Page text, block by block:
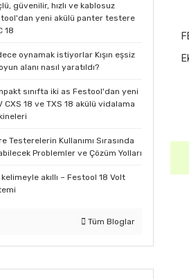
güvenilir, hızlı ve kablosuz
yeni akülü panter testere
18
oynamak istiyorlar Kışın eşsiz
alanı nasıl yaratıldı?
sınıfta iki as Festool'dan yeni
CXS 18 ve TXS 18 akülü vidalama
Testerelerin Kullanımı Sırasında
Problemler ve Çözüm Yolları
kelimeyle akıllı – Festool 18 Volt
Tüm Bloglar